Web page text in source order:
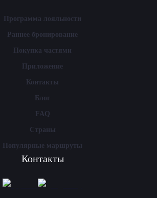
Программа лояльности
Раннее бронирование
Покупка частями
Приложение
Контакты
Блог
FAQ
Страны
Популярные маршруты
Контакты